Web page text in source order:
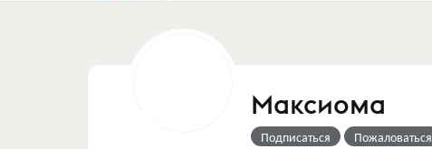
Максиома
Подписаться Пожаловаться